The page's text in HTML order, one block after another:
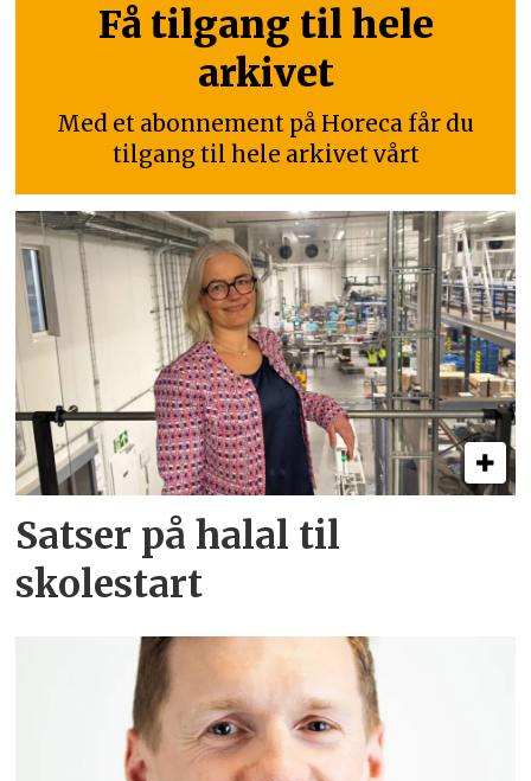
Få tilgang til hele
arkivet
Med et abonnement på Horeca får du
tilgang til hele arkivet vårt
Satser på halal til
skolestart